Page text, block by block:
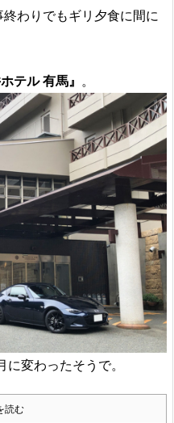
わりでもギリ夕食に間に
テル 有馬』 。
変わったそうで。
読む